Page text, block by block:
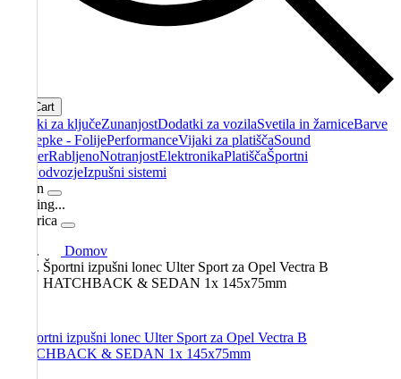
Cart
Obeski za ključeZunanjostDodatki za vozilaSvetila in žarniceBarve
- Nalepke - FolijePerformanceVijaki za platiščaSound
boosterRabljenoNotranjostElektronikaPlatiščaŠportni
PodvozjeIzpušni sistemi
Račun
Loading...
Košarica
Domov
Športni izpušni lonec Ulter Sport za Opel Vectra B
HATCHBACK & SEDAN 1x 145x75mm